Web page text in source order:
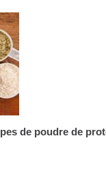
de poudre de